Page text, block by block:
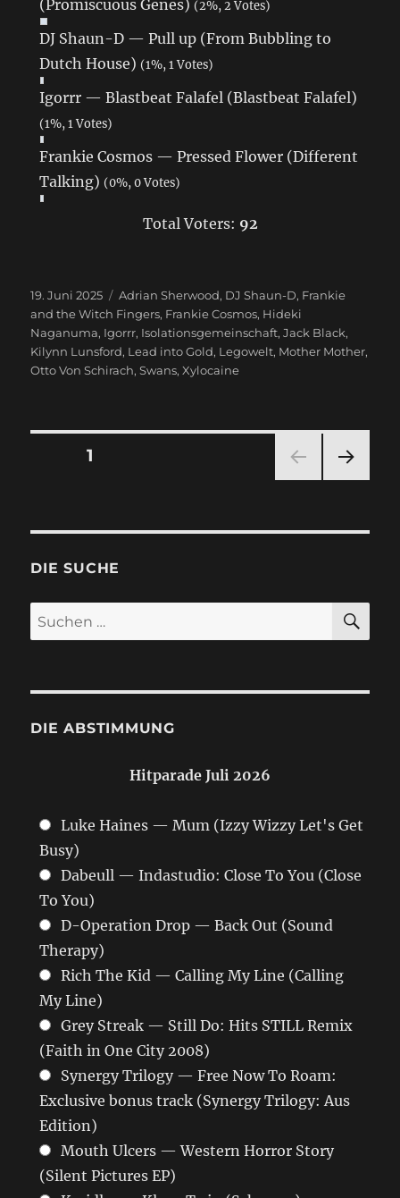
(Promiscuous Genes) (2%, 2 Votes)
DJ Shaun-D — Pull up (From Bubbling to
Dutch House) (1%, 1 Votes)
Igorrr — Blastbeat Falafel (Blastbeat Falafel)
(1%, 1 Votes)
Frankie Cosmos — Pressed Flower (Different
Talking) (0%, 0 Votes)
Total Voters: 92
Veröffentlicht
am
19. Juni 2025 Schlagwörter
Adrian Sherwood, DJ Shaun-D, Frankie
and the Witch Fingers, Frankie Cosmos, Hideki
Naganuma, Igorrr, Isolationsgemeinschaft,Jack Black,
Kilynn Lunsford, Lead into Gold, Legowelt, Mother Mother,
Otto Von Schirach,Swans,Xylocaine
Seitennummerierung
Beiträge
1
E
DIE SUCHE
Suchen
nach:
DIE ABSTIMMUNG
Hitparade Juli 2026
Luke Haines — Mum (Izzy Wizzy Let's Get
Busy)
Dabeull — Indastudio: Close To You (Close
To You)
D-Operation Drop — Back Out (Sound
Therapy)
Rich The Kid — Calling My Line (Calling
My Line)
Grey Streak — Still Do: Hits STILL Remix
(Faith in One City 2008)
Synergy Trilogy — Free Now To Roam:
Exclusive bonus track (Synergy Trilogy: Aus
Edition)
Mouth Ulcers — Western Horror Story
(Silent Pictures EP)